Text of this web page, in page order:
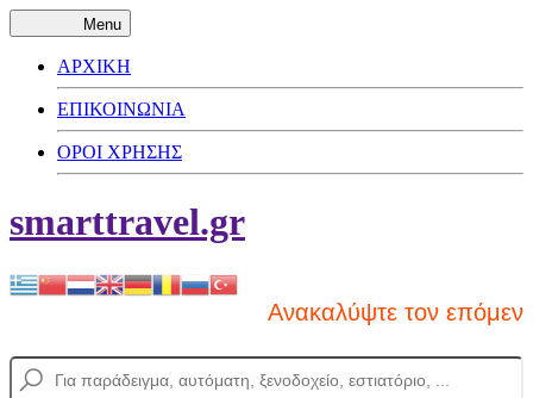
Menu
ΑΡΧΙΚΗ
ΕΠΙΚΟΙΝΩΝΙΑ
ΟΡΟΙ ΧΡΗΣΗΣ
smarttravel.gr
Ανακαλύψτε τον